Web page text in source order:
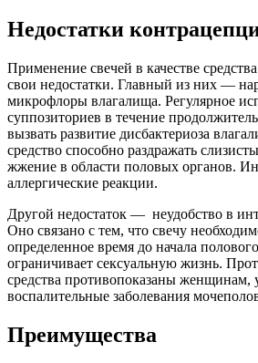
Недостатки
Применение свечей в качестве
свои недостатки. Главный из них —
микрофлоры влагалища. Регулярное
суппозиториев в течение
вызвать развитие дисбактериоза
средство способно раздражать
жжение в области половых органов.
аллергические реакции.
Другой недостаток — неудобство в
Оно связано с тем, что свечу
определенное время до начала
ограничивает сексуальную жизнь.
средства противопоказаны женщинам,
воспалительные заболевания
Преимущества